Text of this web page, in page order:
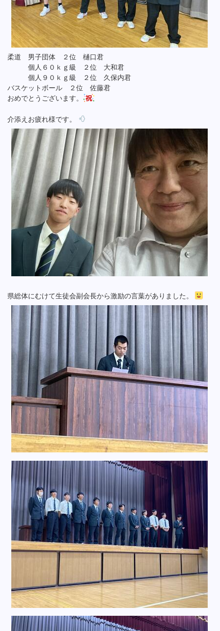
柔道 男子団体 ２位 樋口君
個人６０ｋｇ級 ２位 大和君
個人９０ｋｇ級 ２位 久保内君
バスケットボール ２位 佐藤君
おめでとうございます。
介添えお疲れ様です。
県総体にむけて生徒会副会長から激励の言葉がありました。